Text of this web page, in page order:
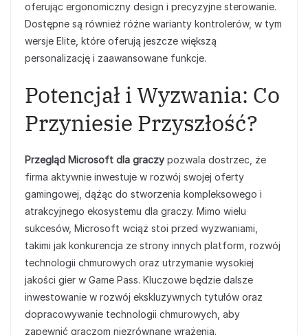
oferując ergonomiczny design i precyzyjne sterowanie.
Dostępne są również różne warianty kontrolerów, w tym
wersje Elite, które oferują jeszcze większą
personalizację i zaawansowane funkcje.
Potencjał i Wyzwania: Co
Przyniesie Przyszłość?
Przegląd Microsoft dla graczy pozwala dostrzec, że
firma aktywnie inwestuje w rozwój swojej oferty
gamingowej, dążąc do stworzenia kompleksowego i
atrakcyjnego ekosystemu dla graczy. Mimo wielu
sukcesów, Microsoft wciąż stoi przed wyzwaniami,
takimi jak konkurencja ze strony innych platform, rozwój
technologii chmurowych oraz utrzymanie wysokiej
jakości gier w Game Pass. Kluczowe będzie dalsze
inwestowanie w rozwój ekskluzywnych tytułów oraz
dopracowywanie technologii chmurowych, aby
zapewnić graczom niezrównane wrażenia.